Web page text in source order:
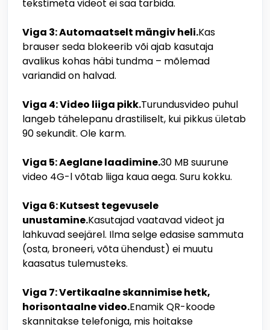
tekstimeta videot ei saa tarbida.
Viga 3: Automaatselt mängiv heli.Kas
brauser seda blokeerib või ajab kasutaja
avalikus kohas häbi tundma – mõlemad
variandid on halvad.
Viga 4: Video liiga pikk.Turundusvideo puhul
langeb tähelepanu drastiliselt, kui pikkus ületab
90 sekundit. Ole karm.
Viga 5: Aeglane laadimine.30 MB suurune
video 4G-l võtab liiga kaua aega. Suru kokku.
Viga 6: Kutsest tegevusele
unustamine.Kasutajad vaatavad videot ja
lahkuvad seejärel. Ilma selge edasise sammuta
(osta, broneeri, võta ühendust) ei muutu
kaasatus tulemusteks.
Viga 7: Vertikaalne skannimise hetk,
horisontaalne video.Enamik QR-koode
skannitakse telefoniga, mis hoitakse